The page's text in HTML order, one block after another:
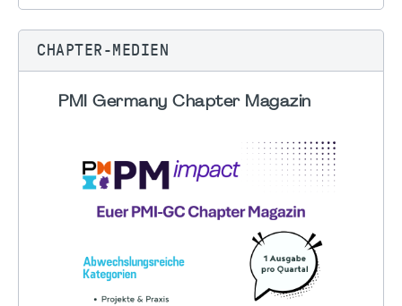
CHAPTER-MEDIEN
PMI Germany Chapter Magazin